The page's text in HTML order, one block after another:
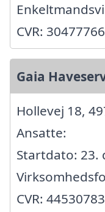
CVR: 30477766
Gaia
Hollevej 18,
Ansatte:
Startdato: 23.
CVR: 44530783